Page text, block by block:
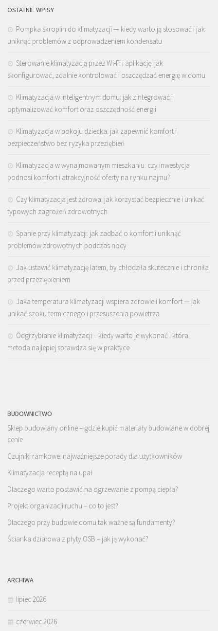
OSTATNIE WPISY
Pompka skroplin do klimatyzacji — kiedy warto ją stosować i jak
uniknąć problemów z odprowadzeniem kondensatu
Sterowanie klimatyzacją przez Wi-Fi i aplikację: jak
skonfigurować, zdalnie kontrolować i oszczędzać energię w domu
Klimatyzacja w inteligentnym domu: jak zintegrować i
optymalizować komfort oraz oszczędność energii
Klimatyzacja w pokoju dziecka: jak zapewnić komfort i
bezpieczeństwo bez ryzyka przeziębień
Klimatyzacja w wynajmowanym mieszkaniu: czy inwestycja
podnosi komfort i atrakcyjność oferty na rynku najmu?
Czy klimatyzacja jest zdrowa: jak korzystać bezpiecznie i unikać
typowych zagrożeń zdrowotnych
Spanie przy klimatyzacji: jak zadbać o komfort i uniknąć
problemów zdrowotnych podczas nocy
Jak ustawić klimatyzację latem, by chłodziła skutecznie i chroniła
przed przeziębieniem
Jaka temperatura klimatyzacji wspiera zdrowie i komfort — jak
unikać szoku termicznego i przesuszenia powietrza
Odgrzybianie klimatyzacji – kiedy warto je wykonać i która
metoda najlepiej sprawdza się w praktyce
BUDOWNICTWO
Sklep budowlany online – gdzie kupić materiały budowlane w dobrej
cenie
Czujniki ramkowe: najważniejsze porady dla użytkowników
Klimatyzacja receptą na upał
Dlaczego warto postawić na ogrzewanie z pompą ciepła?
Projekt organizacji ruchu – co to jest?
Dlaczego przy budowie domu tak ważne są fundamenty?
Ścianka działowa z płyty OSB – jak ją wykonać?
ARCHIWA
lipiec 2026
czerwiec 2026